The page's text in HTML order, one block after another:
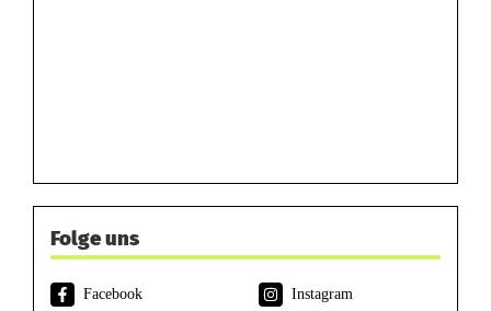
Folge uns
Facebook
Instagram